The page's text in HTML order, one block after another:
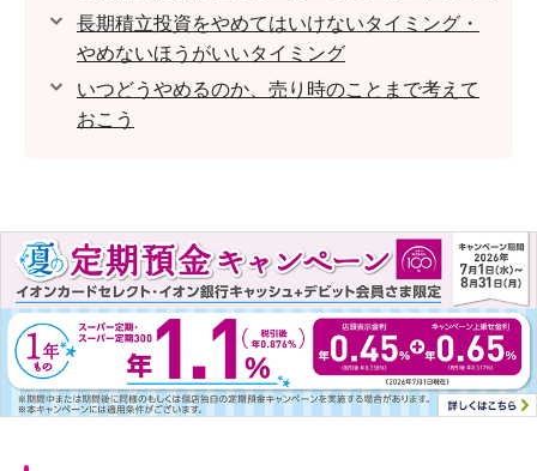
長期積立投資をやめてはいけないタイミング・
やめないほうがいいタイミング
いつどうやめるのか、売り時のことまで考えて
おこう